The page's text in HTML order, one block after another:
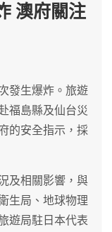
澳府關注
發生爆炸。旅遊
福島縣及仙台災
的安全指示，採
及相關影響，與
生局、地球物理
遊局駐日本代表